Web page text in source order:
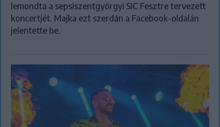
lemondta a sepsiszentgyörgyi SIC Fesztre tervezett
koncertjét. Majka ezt szerdán a Facebook-oldalán
jelentette be.